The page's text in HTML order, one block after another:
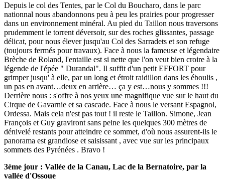
Depuis le col des Tentes, par le Col du Boucharo, dans le parc
nationnal nous abandonnons peu à peu les prairies pour progresser
dans un environnement minéral. Au pied du Taillon nous traversons
prudemment le torrent déversoir, sur des roches glissantes, passage
délicat, pour nous élever jusqu'au Col des Sarradets et son refuge
(toujours fermés pour travaux). Face à nous la fameuse et légendaire
Brèche de Roland, l'entaille est si nette que l'on veut bien croire à la
légende de l'épée " Durandal". Il suffit d'un petit EFFORT pour
grimper jusqu' à elle, par un long et étroit raidillon dans les éboulis ,
un pas en avant…deux en arrière… ça y est…nous y sommes !!!
Derrière nous : s'offre à nos yeux une magnifique vue sur le haut du
Cirque de Gavarnie et sa cascade. Face à nous le versant Espagnol,
Ordessa. Mais cela n'est pas tout ! il reste le Taillon. Simone, Jean
François et Guy graviront sans peine les quelques 300 mètres de
dénivelé restants pour atteindre ce sommet, d'où nous assurent-ils le
panorama est grandiose et saisissant , avec vue sur les principaux
sommets des Pyrénées . Bravo !
3ème jour : Vallée de la Canau, Lac de la Bernatoire, par la
vallée d'Ossoue